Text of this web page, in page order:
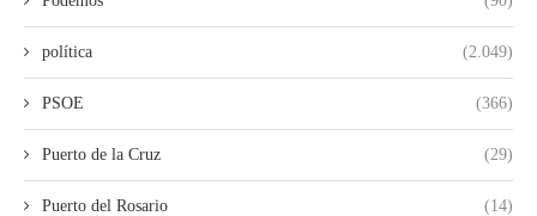
política (2.049)
PSOE (366)
Puerto de la Cruz (29)
Puerto del Rosario (14)